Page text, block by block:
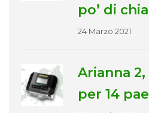
po’ di
24 Marzo 2021
Arianna
per 14